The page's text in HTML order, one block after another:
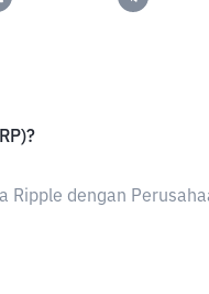
Ripple dengan